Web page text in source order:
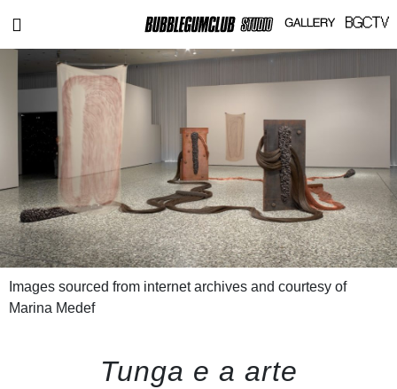
Images sourced from internet archives and courtesy of
Marina Medef
Tunga e a arte